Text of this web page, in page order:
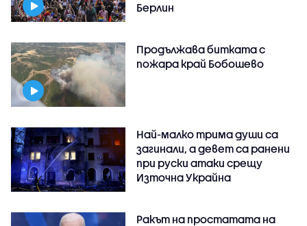
Берлин
Продължава битката с
пожара край Бобошево
Най-малко трима души са
загинали, а девет са ранени
при руски атаки срещу
Източна Украйна
Ракът на простатата на